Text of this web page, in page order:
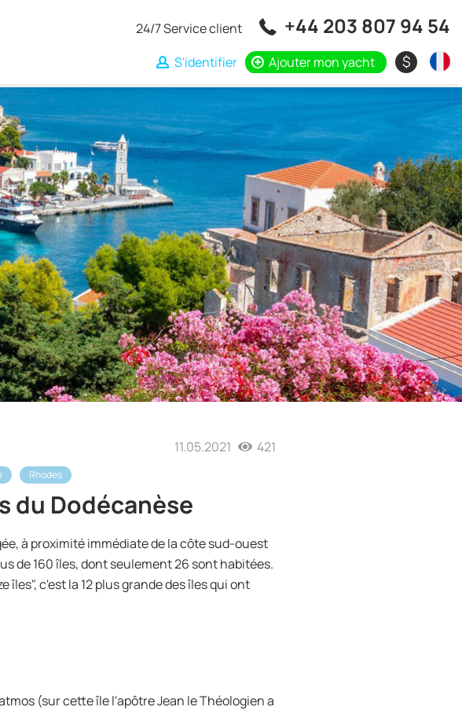
24/7 Service client +44 203 807 94 54
S'identifier Ajouter mon yacht $
11.05.2021 421
Rhodes
du Dodécanèse
à proximité immédiate de la côte sud-ouest
de 160 îles, dont seulement 26 sont habitées.
c'est la 12 plus grande des îles qui ont
(sur cette île l'apôtre Jean le Théologien a